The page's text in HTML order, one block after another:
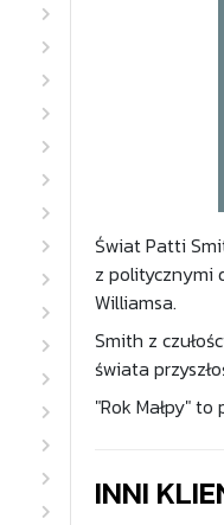
Świat Patti
z politycznymi
Williamsa.
Smith z
świata
"Rok Małpy"
INNI